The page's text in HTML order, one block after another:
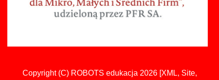
Copyright (C) ROBOTS edukacja 2026 [XML, Site,